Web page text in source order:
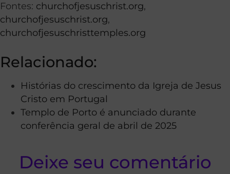
Fontes: churchofjesuschrist.org,
churchofjesuschrist.org,
churchofjesuschristtemples.org
Relacionado:
Histórias do crescimento da Igreja de Jesus
Cristo em Portugal
Templo de Porto é anunciado durante
conferência geral de abril de 2025
Deixe seu comentário